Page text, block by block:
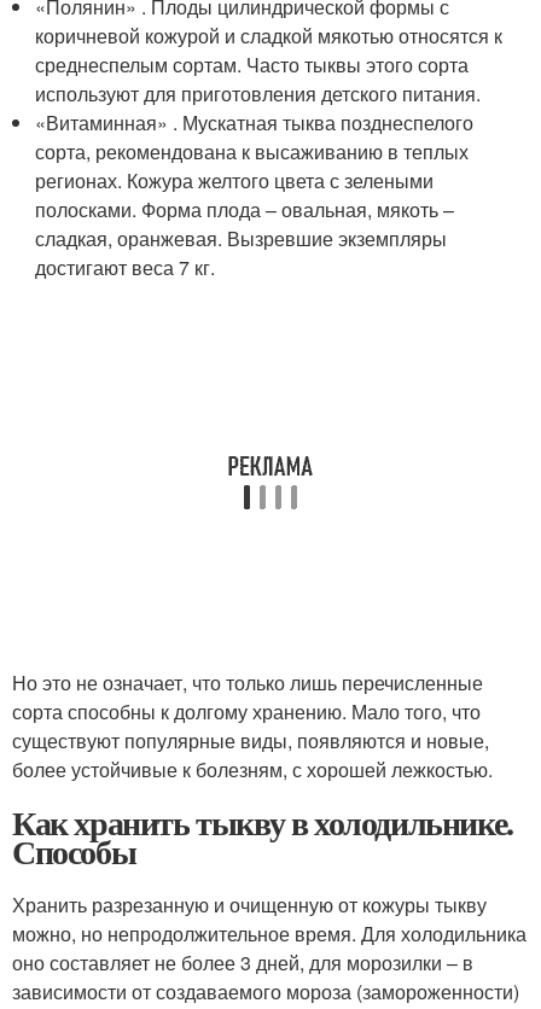
«Полянин» . Плоды цилиндрической формы с
коричневой кожурой и сладкой мякотью относятся к
среднеспелым сортам. Часто тыквы этого сорта
используют для приготовления детского питания.
«Витаминная» . Мускатная тыква позднеспелого
сорта, рекомендована к высаживанию в теплых
регионах. Кожура желтого цвета с зелеными
полосками. Форма плода – овальная, мякоть –
сладкая, оранжевая. Вызревшие экземпляры
достигают веса 7 кг.
Но это не означает, что только лишь перечисленные
сорта способны к долгому хранению. Мало того, что
существуют популярные виды, появляются и новые,
более устойчивые к болезням, с хорошей лежкостью.
Как хранить тыкву в холодильнике.
Способы
Хранить разрезанную и очищенную от кожуры тыкву
можно, но непродолжительное время. Для холодильника
оно составляет не более 3 дней, для морозилки – в
зависимости от создаваемого мороза (замороженности)